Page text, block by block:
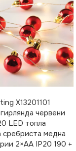
X13201101
червени
LED топла
сребриста медна
2×AA IP20 190 +